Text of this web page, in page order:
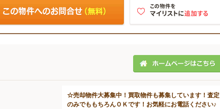
☆売却物件大募集中！買取物件も募集しています！査定
のみでももちろんＯＫです！お気軽にお電話ください♪